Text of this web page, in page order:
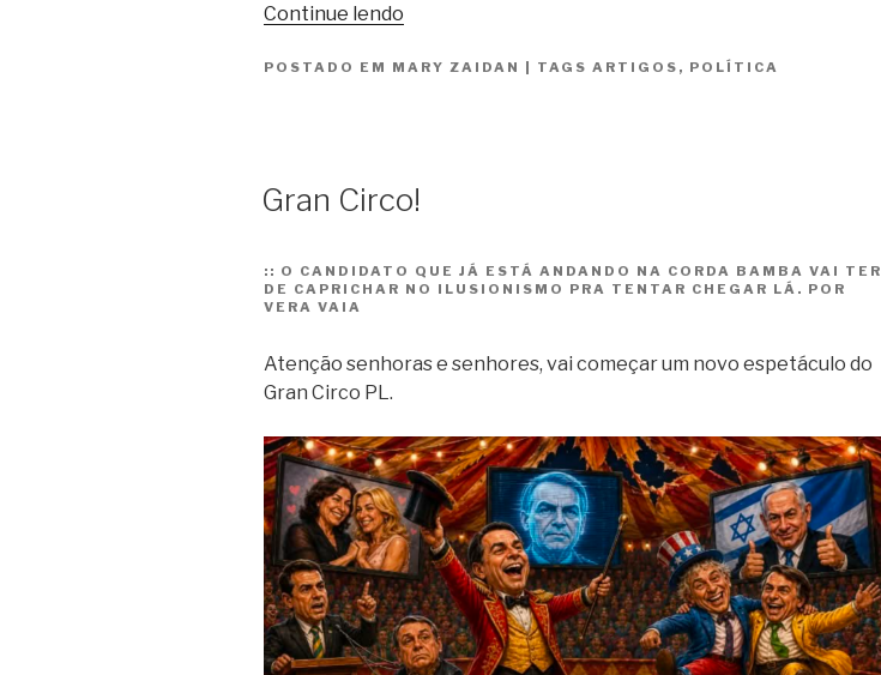
Continue lendo
e
Trump”
POSTADO EM MARY ZAIDAN TAGS ARTIGOS , POLÍTICA
Gran Circo!
:: O CANDIDATO QUE JÁ ESTÁ ANDANDO NA CORDA BAMBA VAI TER
DE CAPRICHAR NO ILUSIONISMO PRA TENTAR CHEGAR LÁ. POR
VERA VAIA
Atenção senhoras e senhores, vai começar um novo espetáculo do
Gran Circo PL.